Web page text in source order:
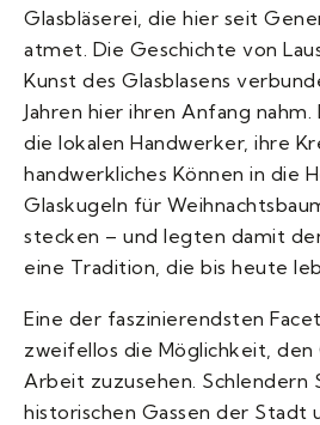
Glasbläserei, die hier seit
atmet. Die Geschichte von
Kunst des Glasblasens
Jahren hier ihren Anfang nahm.
die lokalen Handwerker, ihre
handwerkliches Können in die
Glaskugeln für
stecken – und legten damit
eine Tradition, die bis heute
Eine der faszinierendsten
zweifellos die Möglichkeit, den
Arbeit zuzusehen. Schlendern
historischen Gassen der Stadt